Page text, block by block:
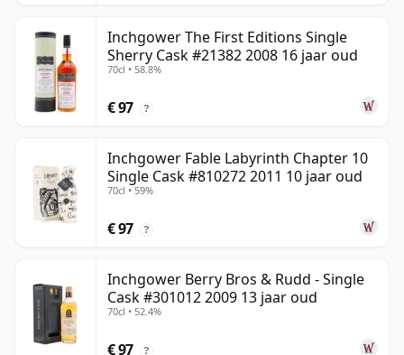
Inchgower The First Editions Single
Sherry Cask #21382 2008 16 jaar oud
70cl • 58.8%
€ 97 ?
Inchgower Fable Labyrinth Chapter 10
Single Cask #810272 2011 10 jaar oud
70cl • 59%
€ 97 ?
Inchgower Berry Bros & Rudd - Single
Cask #301012 2009 13 jaar oud
70cl • 52.4%
€ 97 ?